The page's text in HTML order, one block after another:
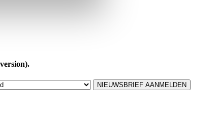
NIEUWSBRIEF AANMELDEN